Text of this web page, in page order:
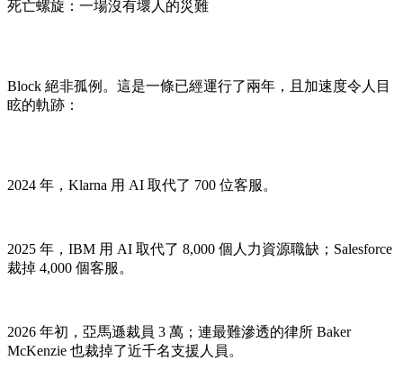
死亡螺旋：一場沒有壞人的災難
Block 絕非孤例。這是一條已經運行了兩年，且加速度令人目
眩的軌跡：
2024 年，Klarna 用 AI 取代了 700 位客服。
2025 年，IBM 用 AI 取代了 8,000 個人力資源職缺；Salesforce
裁掉 4,000 個客服。
2026 年初，亞馬遜裁員 3 萬；連最難滲透的律所 Baker
McKenzie 也裁掉了近千名支援人員。